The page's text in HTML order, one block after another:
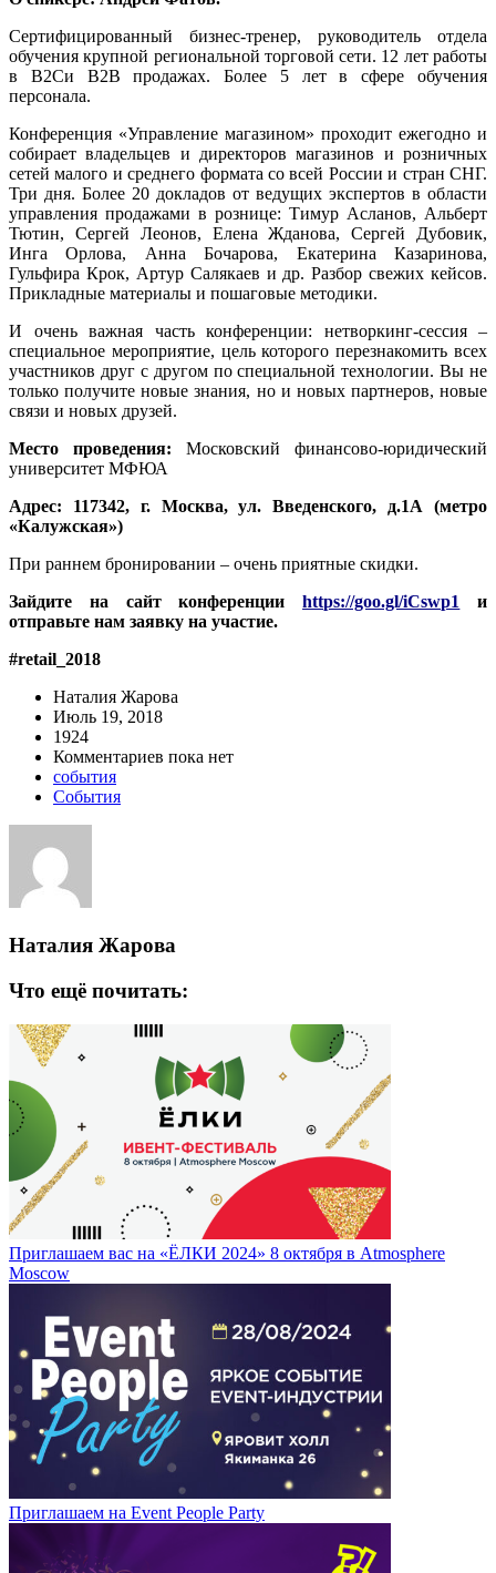
Сертифицированный бизнес-тренер, руководитель отдела
обучения крупной региональной торговой сети. 12 лет работы
в В2Си В2В продажах. Более 5 лет в сфере обучения
персонала.
Конференция «Управление магазином» проходит ежегодно и
собирает владельцев и директоров магазинов и розничных
сетей малого и среднего формата со всей России и стран СНГ.
Три дня. Более 20 докладов от ведущих экспертов в области
управления продажами в рознице: Тимур Асланов, Альберт
Тютин, Сергей Леонов, Елена Жданова, Сергей Дубовик,
Инга Орлова, Анна Бочарова, Екатерина Казаринова,
Гульфира Крок, Артур Салякаев и др. Разбор свежих кейсов.
Прикладные материалы и пошаговые методики.
И очень важная часть конференции: нетворкинг-сессия –
специальное мероприятие, цель которого перезнакомить всех
участников друг с другом по специальной технологии. Вы не
только получите новые знания, но и новых партнеров, новые
связи и новых друзей.
Место проведения: Московский финансово-юридический
университет МФЮА
Адрес: 117342, г. Москва, ул. Введенского, д.1А (метро
«Калужская»)
При раннем бронировании – очень приятные скидки.
Зайдите на сайт конференцииhttps://goo.gl/iCswp1 и
отправьте нам заявку на участие.
#retail_2018
Наталия Жарова
Июль 19, 2018
1924
Комментариев пока нет
события
События
Наталия Жарова
Что ещё почитать:
Приглашаем вас на «ЁЛКИ 2024» 8 октября в Atmosphere
Moscow
Приглашаем на Event People Party